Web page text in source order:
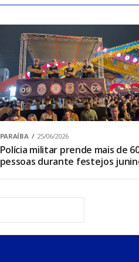
PARAÍBA 25/06/2026
Polícia militar prende mais de
pessoas durante festejos